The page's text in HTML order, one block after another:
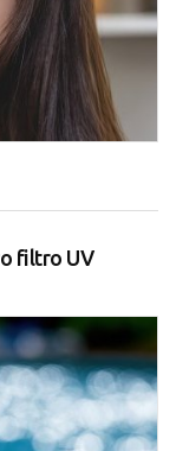
filtro UV